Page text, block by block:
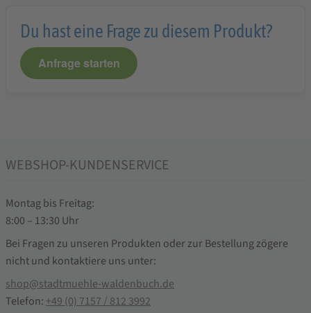
Du hast eine Frage zu diesem Produkt?
Anfrage starten
WEBSHOP-KUNDENSERVICE
Montag bis Freitag:
8:00 – 13:30 Uhr
Bei Fragen zu unseren Produkten oder zur Bestellung zögere
nicht und kontaktiere uns unter:
shop@stadtmuehle-waldenbuch.de
Telefon: +49 (0) 7157 / 812 3992